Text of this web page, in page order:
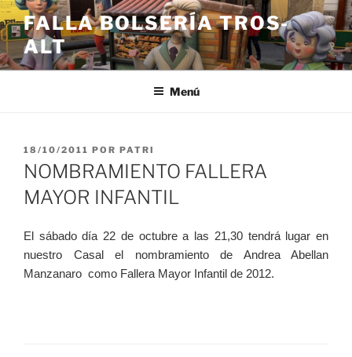
Saltar
al
contenido
FALLA BOLSERÍA TROS-
ALT
Menú
PUBLICADO
EL
18/10/2011 POR PATRI
NOMBRAMIENTO FALLERA
MAYOR INFANTIL
El sábado día 22 de octubre a las 21,30 tendrá lugar en
nuestro Casal el nombramiento de Andrea Abellan
Manzanaro como Fallera Mayor Infantil de 2012.